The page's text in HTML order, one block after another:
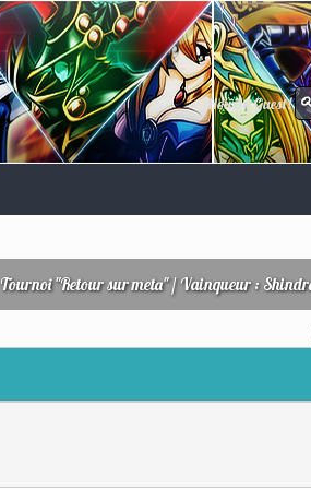
Howdy Guest!
Tournoi "Retour sur meta" / Vainqueur :